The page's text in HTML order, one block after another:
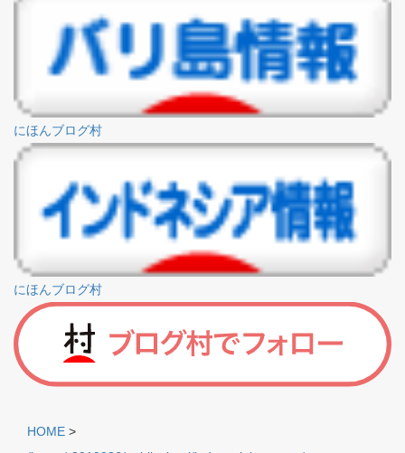
にほんブログ村
にほんブログ村
HOME >